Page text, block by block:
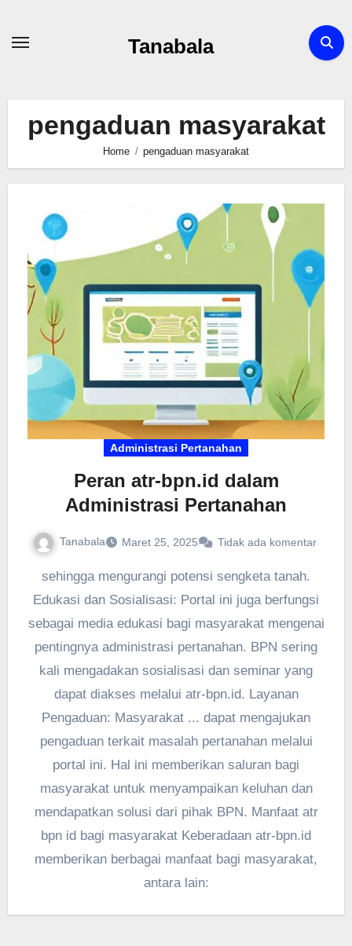
Tanabala
pengaduan masyarakat
Home pengaduan masyarakat
Administrasi Pertanahan
Peran atr-bpn.id dalam
Administrasi Pertanahan
Tanabala Maret 25, 2025 Tidak ada komentar
sehingga mengurangi potensi sengketa tanah.
Edukasi dan Sosialisasi: Portal ini juga berfungsi
sebagai media edukasi bagi masyarakat mengenai
pentingnya administrasi pertanahan. BPN sering
kali mengadakan sosialisasi dan seminar yang
dapat diakses melalui atr-bpn.id. Layanan
Pengaduan: Masyarakat ... dapat mengajukan
pengaduan terkait masalah pertanahan melalui
portal ini. Hal ini memberikan saluran bagi
masyarakat untuk menyampaikan keluhan dan
mendapatkan solusi dari pihak BPN. Manfaat atr
bpn id bagi masyarakat Keberadaan atr-bpn.id
memberikan berbagai manfaat bagi masyarakat,
antara lain: